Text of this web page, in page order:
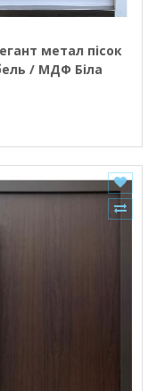
метал пісок
/ МДФ Біла